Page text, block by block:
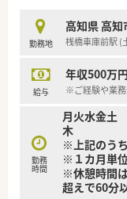
【職場環境と雰囲
■調剤室は整
■最新のレセ
入し、スタッ
て働き続けら
【こんな方が活
■患者様にしっ
たいという強
■店舗間の連携
勤務地
高知県 高知
桟橋車庫前駅 (
給与
年収500万
※ご経験や業務
勤務
時間
月火水金土
木 9：
※上記のう
※１カ月単
※休憩時間
超えで60分